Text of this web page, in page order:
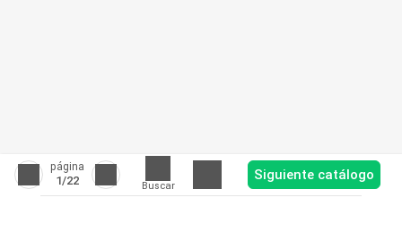
página
1/22 Buscar
Siguiente catálogo